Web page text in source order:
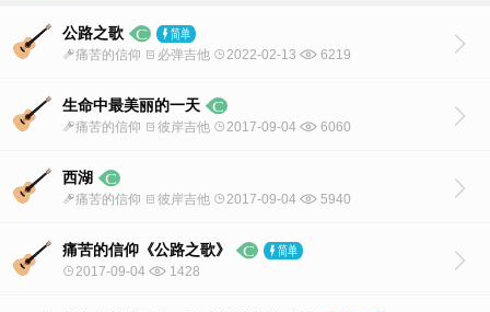
公路之歌
痛苦的信仰 必弹吉他 2022-02-13 6219
生命中最美丽的一天
痛苦的信仰 彼岸吉他 2017-09-04 6060
西湖
痛苦的信仰 彼岸吉他 2017-09-04 5940
痛苦的信仰《公路之歌》
2017-09-04 1428